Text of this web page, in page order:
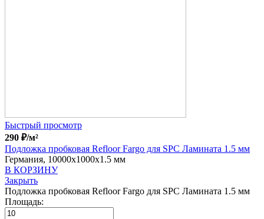
Быстрый просмотр
290 ₽/м²
Подложка пробковая Refloor Fargo для SPC Ламината 1.5 мм
Германия, 10000x1000x1.5 мм
В КОРЗИНУ
Закрыть
Подложка пробковая Refloor Fargo для SPC Ламината 1.5 мм
Площадь: